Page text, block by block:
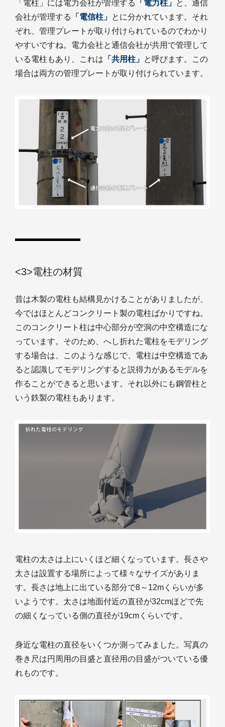
「電柱」には電力会社が管理する 「電力柱」 と、通信
会社が管理する
「電信柱」 とに分かれています。それ
ぞれ、管理プレートが取り付けられているのでわかり
やすいですね。電力会社と通信会社が共用で管理して
いる電柱もあり、これは 「共用柱」 と呼びます。この
場合は両方の管理プレートが取り付けられています。
<3>電柱の材質
昔は木製の電柱も結構見かけることがありましたが、
今ではほとんどコンクリート製の電柱ばかりですね。
このコンクリート柱は中心部分が空洞の中空構造にな
っています。そのため、へし折れた電柱をモデリング
する場合は、このような感じで、電柱は中空構造であ
ると認識してモデリングすると説得力があるモデルを
作ることができると思います。それ以外にも鋼管柱と
いう鉄製の電柱もあります。
電柱の太さは上にいくほど細くなっています。長さや
太さは設置する場所によって様々なサイズがありま
す。長さは地上に出ている部分で8～12mくらいが多
いようです。太さは地面付近の直径が32cmほどで先
の細くなっている側の直径が19cmくらいです。
身近な電柱の直径をいくつか測ってみました。写真の
巻き尺は円周用の目盛と直径用の目盛がついている優
れものです。